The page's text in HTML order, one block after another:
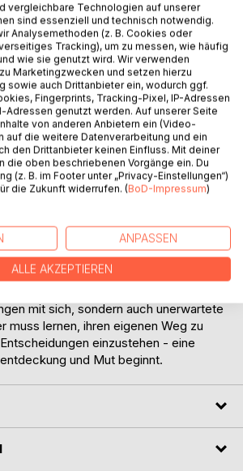
Wendepunkt in ihrem Leben. Nach
königlichen Ausbildung ist sie bereit, an
in Asgard teilzunehmen. Doch als sie
Leben plötzlich aus den Fugen. Die
mit sich, sondern auch unerwartete
muss lernen, ihren eigenen Weg zu
einzustehen - eine
und Mut beginnt.
vergleichbare Technologien auf unserer
sind essenziell und technisch notwendig.
Analysemethoden (z. B. Cookies oder
Tracking), um zu messen, wie häufig
wie sie genutzt wird. Wir verwenden
Marketingzwecken und setzen hierzu
sowie auch Drittanbieter ein, wodurch ggf.
Fingerprints, Tracking-Pixel, IP-Adressen
Adressen genutzt werden. Auf unserer Seite
von anderen Anbietern ein (Video-
auf die weitere Datenverarbeitung und ein
den Drittanbieter keinen Einfluss. Mit deiner
die oben beschriebenen Vorgänge ein. Du
(z. B. im Footer unter „Privacy-Einstellungen“)
die Zukunft widerrufen. (BoD-Impressum)
ANPASSEN
ALLE AKZEPTIEREN